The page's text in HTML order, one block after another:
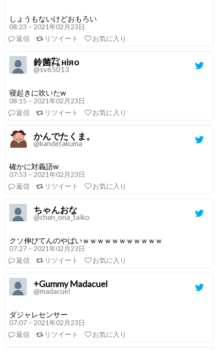
しょうもないけどおもろい
08:23 – 2021年02月23日
返信
リツイート お気に入り
鈴菌㌠ нiяo
@sv65013
寝起きに吹いたw
08:15 – 2021年02月23日
返信
リツイート お気に入り
かんでたくま。
@kandetakuma
確かに対義語w
07:53 – 2021年02月23日
返信
リツイート お気に入り
ちゃんおな
@chan_ona_taiko
クソ伸びてんのやばいｗｗｗｗｗｗｗｗｗｗｗ
07:27 – 2021年02月23日
返信
リツイート お気に入り
+Gummy Madacuel
@madacuel
ダジャレセンサー
07:07 – 2021年02月23日
返信
リツイート お気に入り